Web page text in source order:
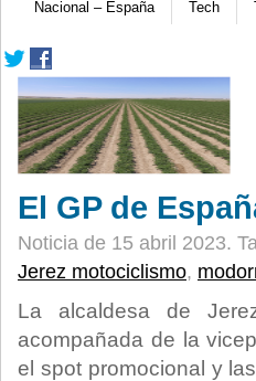
Nacional – España
Tech
El GP de
Noticia de 15 abril 2023.
Jerez motociclismo,
La alcaldesa de
acompañada de la
el spot promocional y